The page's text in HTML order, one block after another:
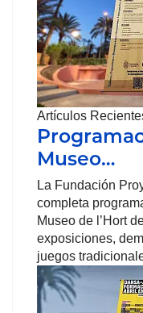
Artículos
Museo…
La Fundación
completa
Museo de l’Hort
exposiciones,
juegos